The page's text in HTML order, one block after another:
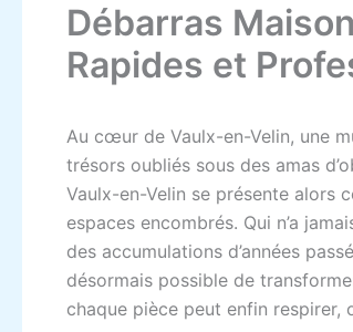
Débarras
Rapides et
Au cœur de Vaulx-en-Velin, une
trésors oubliés sous des amas
Vaulx-en-Velin se présente alors
espaces encombrés. Qui n’a
des accumulations d’années
désormais possible de
chaque pièce peut enfin respirer,